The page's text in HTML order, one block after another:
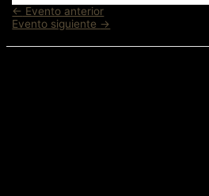
Navegación
de
← Evento anterior
Evento siguiente →